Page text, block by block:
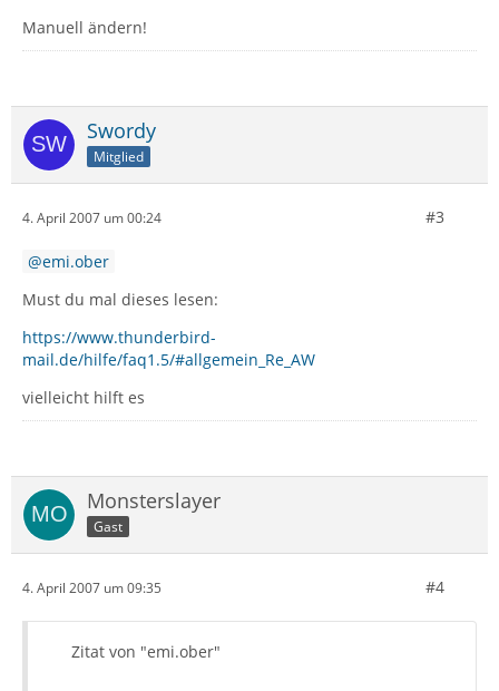
Manuell ändern!
Swordy
Mitglied
4. April 2007 um 00:24 #3
emi.ober
Must du mal dieses lesen:
https://www.thunderbird-
mail.de/hilfe/faq1.5/#allgemein_Re_AW
vielleicht hilft es
Monsterslayer
Gast
4. April 2007 um 09:35 #4
Zitat von "emi.ober"